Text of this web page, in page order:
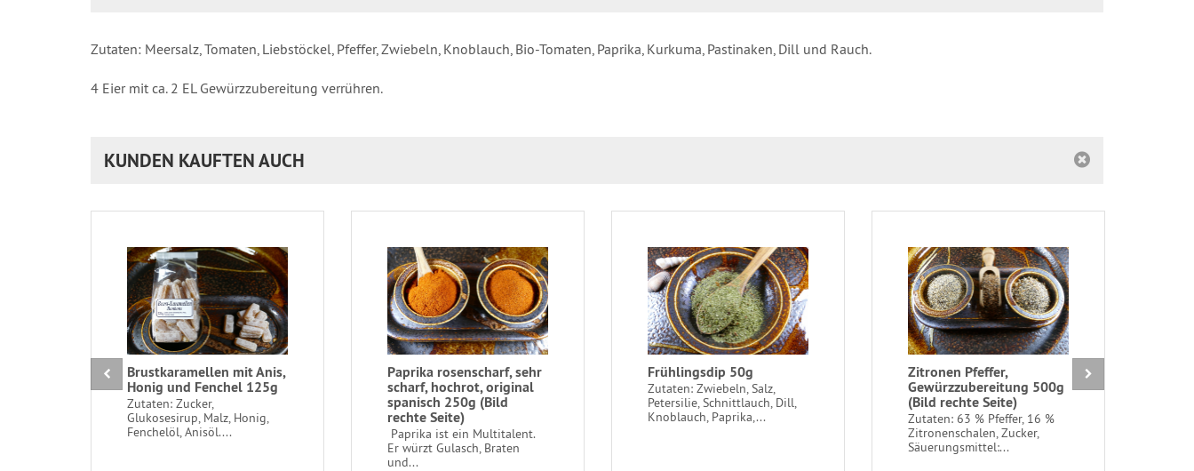
Zutaten: Meersalz, Tomaten, Liebstöckel, Pfeffer, Zwiebeln, Knoblauch, Bio-Tomaten, Paprika, Kurkuma, Pastinaken, Dill und Rauch.
4 Eier mit ca. 2 EL Gewürzzubereitung verrühren.
KUNDEN KAUFTEN AUCH
Brustkaramellen mit Anis,
Honig und Fenchel 125g
Zutaten: Zucker,
Glukosesirup, Malz, Honig,
Fenchelöl, Anisöl....
Paprika rosenscharf, sehr
scharf, hochrot, original
spanisch 250g (Bild
rechte Seite)
Paprika ist ein Multitalent.
Er würzt Gulasch, Braten
und...
Frühlingsdip 50g
Zutaten: Zwiebeln, Salz,
Petersilie, Schnittlauch, Dill,
Knoblauch, Paprika,...
Zitronen Pfeffer,
Gewürzzubereitung 500g
(Bild rechte Seite)
Zutaten: 63 % Pfeffer, 16 %
Zitronenschalen, Zucker,
Säuerungsmittel:...